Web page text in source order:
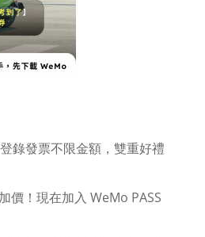
錄發票不限金額，雙重好禮
價！現在加入 WeMo PASS